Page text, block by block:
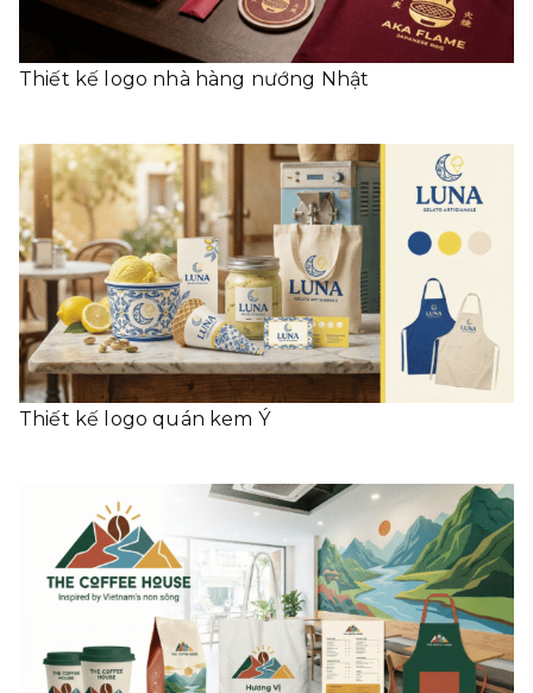
Thiết kế logo nhà hàng nướng Nhật
Thiết kế logo quán kem Ý